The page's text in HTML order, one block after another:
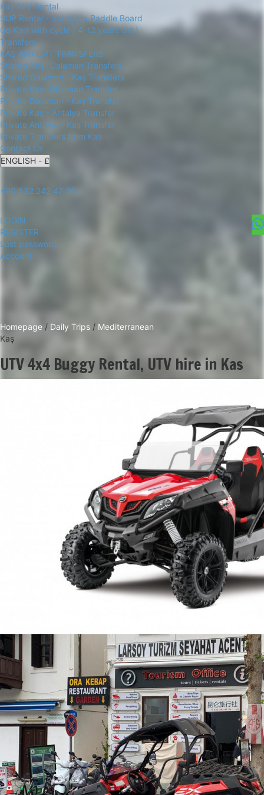
Kaş ATV Rental
SUP Rental - Stand Up Paddle Board
Go Kart with cycle ( 4-12 years old )
Transfers
KAŞ AIRPORT TRANSFERS
Shared Kaş- Dalaman Transfers
Shared Dalaman - Kaş Transfers
Private Kaş- Dalaman Transfer
Private Dalaman - Kaş Transfer
Private Kaş - Antalya Transfer
Private Antalya - Kaş Transfer
Private Transfers from Kas
Contact Us
+90 532 242 47 30
LOGIN
REGISTER
Lost password!
Account
Homepage / Daily Trips / Mediterranean
Kaş
UTV 4x4 Buggy Rental, UTV hire in Kas